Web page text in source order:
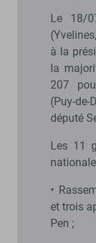
Le 18/
à la
la
207
(Puy-de-
député
Les 11
•
et trois
Pen ;